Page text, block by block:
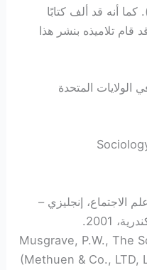
أنه قد ألف كتابًا
قام تلاميذه بنشر هذا
الولايات المتحدة
الاجتماع، إنجليزي –
2001.
Musgrave, P.W., The
(Methuen & Co., LTD,